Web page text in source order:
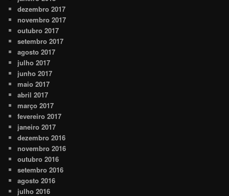
dezembro 2017
novembro 2017
outubro 2017
setembro 2017
agosto 2017
julho 2017
junho 2017
maio 2017
abril 2017
março 2017
fevereiro 2017
janeiro 2017
dezembro 2016
novembro 2016
outubro 2016
setembro 2016
agosto 2016
julho 2016